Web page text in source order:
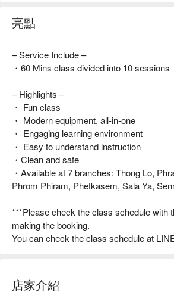
亮點
– Service Include –
・60 Mins class divided into 10 sessions
– Highlights –
・ Fun class
・ Modern equipment, all-in-one
・ Engaging learning environment
・ Easy to understand instruction
・Clean and safe
・Available at 7 branches: Thong Lo,
Phrom Phiram, Phetkasem, Sala Ya,
***Please check the class schedule with
making the booking.
You can check the class schedule at
店家介紹